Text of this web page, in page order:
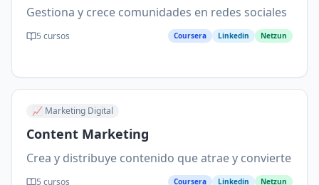
Gestiona y crece comunidades en redes sociales
5 cursos Coursera Linkedin Netzun
📈 Marketing Digital
Content Marketing
Crea y distribuye contenido que atrae y convierte
5 cursos Coursera Linkedin Netzun